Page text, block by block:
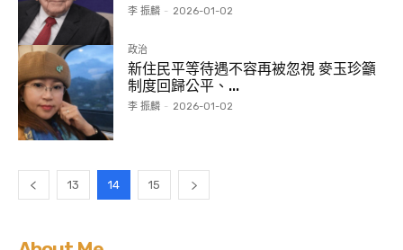
李 振麟 - 2026-01-02
政治
新住民平等待遇不容再被忽視 麥玉珍籲
制度回歸公平、...
李 振麟 - 2026-01-02
13 14 15